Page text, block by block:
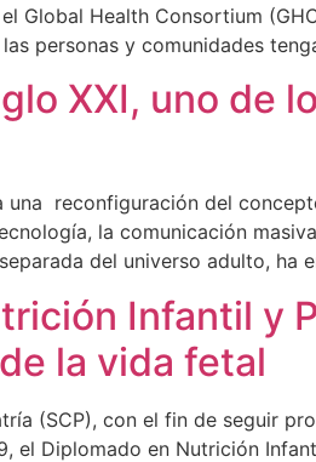
Global Health Consortium
personas y comunidades
XXI, uno de
una reconfiguración del
la comunicación
del universo adulto, ha
Infantil y
la vida fetal
(SCP), con el fin de seguir
el Diplomado en Nutrición